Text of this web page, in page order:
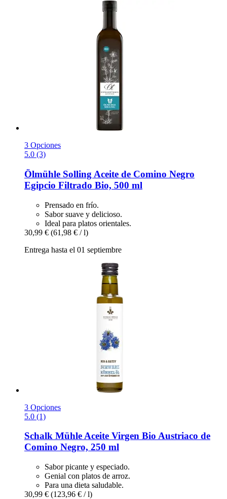
3 Opciones
5.0 (3)
Ölmühle Solling Aceite de Comino Negro
Egipcio Filtrado Bio, 500 ml
Prensado en frío.
Sabor suave y delicioso.
Ideal para platos orientales.
30,99 € (61,98 € / l)
Entrega hasta el 01 septiembre
3 Opciones
5.0 (1)
Schalk MühleAceite Virgen Bio Austriaco de
Comino Negro, 250 ml
Sabor picante y especiado.
Genial con platos de arroz.
Para una dieta saludable.
30,99 € (123,96 € / l)